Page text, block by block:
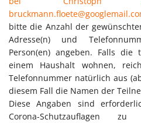
bitte die Anzahl der
Adresse(n) und
Person(en) angeben. Falls die
einem Haushalt wohnen,
Telefonnummer natürlich aus
diesem Fall die Namen der
Diese Angaben sind
Corona-Schutzauflagen